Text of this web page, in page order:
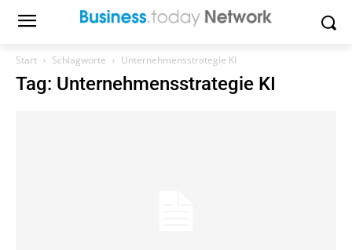
Start Schlagworte Unternehmensstrategie KI
Tag: Unternehmensstrategie KI